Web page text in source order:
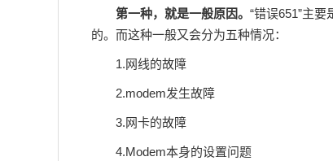
第一种，就是一般原因。 “错误651”主
的。而这种一般又会分为五种情况：
1.网线的故障
2.modem发生故障
3.网卡的故障
4.Modem本身的设置问题